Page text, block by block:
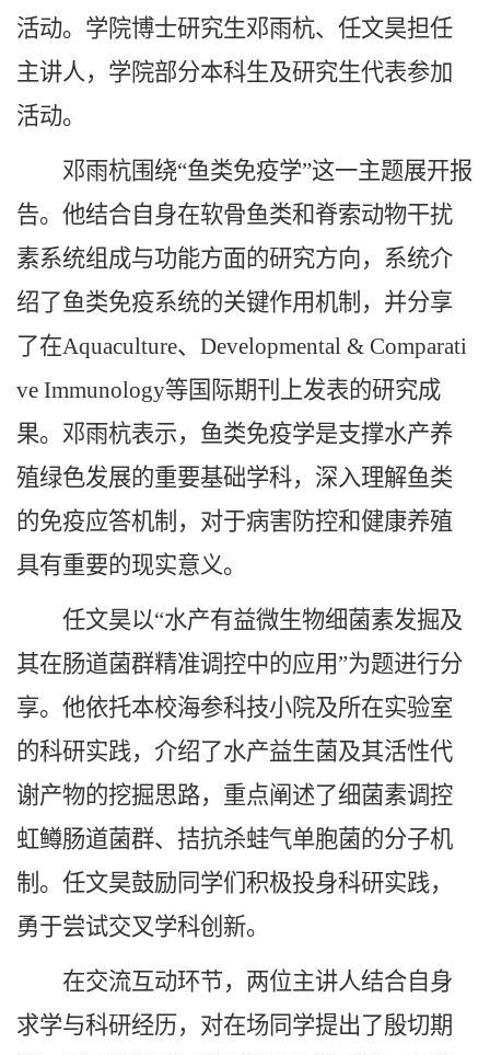
活动。学院博士研究生邓雨杭、任文昊担任
主讲人，学院部分本科生及研究生代表参加
活动。
邓雨杭围绕“鱼类免疫学”这一主题展开报
告。他结合自身在软骨鱼类和脊索动物干扰
素系统组成与功能方面的研究方向，系统介
绍了鱼类免疫系统的关键作用机制，并分享
了在Aquaculture、Developmental & Comparati
ve Immunology等国际期刊上发表的研究成
果。邓雨杭表示，鱼类免疫学是支撑水产养
殖绿色发展的重要基础学科，深入理解鱼类
的免疫应答机制，对于病害防控和健康养殖
具有重要的现实意义。
任文昊以“水产有益微生物细菌素发掘及
其在肠道菌群精准调控中的应用”为题进行分
享。他依托本校海参科技小院及所在实验室
的科研实践，介绍了水产益生菌及其活性代
谢产物的挖掘思路，重点阐述了细菌素调控
虹鳟肠道菌群、拮抗杀蛙气单胞菌的分子机
制。任文昊鼓励同学们积极投身科研实践，
勇于尝试交叉学科创新。
在交流互动环节，两位主讲人结合自身
求学与科研经历，对在场同学提出了殷切期